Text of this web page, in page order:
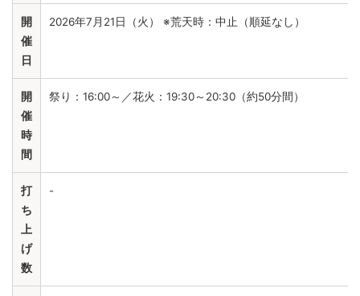
開
催
日
2026年7月21日（火） ※荒天時：中止（順延なし）
開
催
時
間
祭り：16:00～／花火：19:30～20:30（約50分間）
打
ち
上
げ
数
-